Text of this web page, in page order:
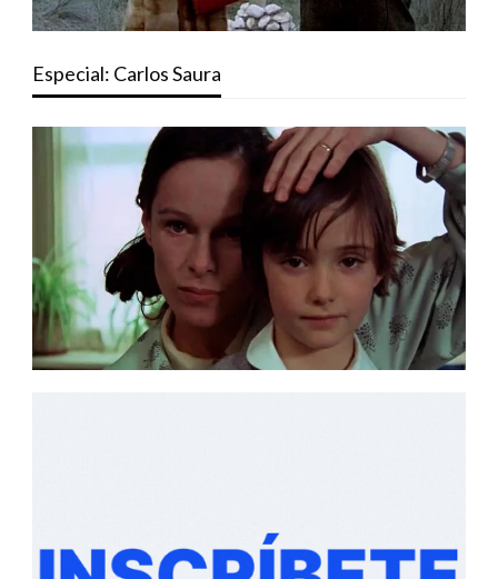
Especial: Carlos Saura